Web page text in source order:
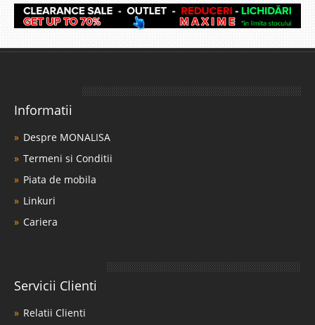
Informatii
Despre MONALISA
Termeni si Conditii
Piata de mobila
Linkuri
Cariera
Servicii Clienti
Relatii Clienti